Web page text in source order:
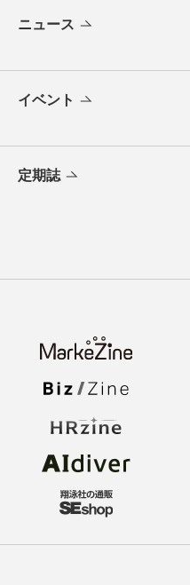
ニュース
イベント
定期誌